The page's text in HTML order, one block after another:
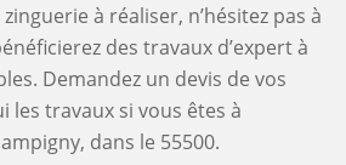
à réaliser, n’hésitez pas à
des travaux d’expert à
Demandez un devis de vos
les travaux si vous êtes à
dans le 55500.